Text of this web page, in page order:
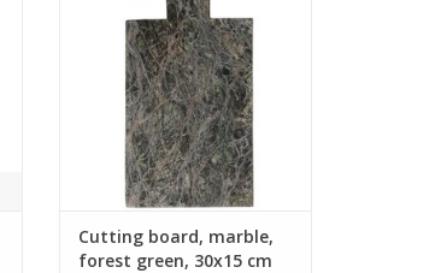
AJOUTER AU PANIER
Cutting board, marble,
forest green, 30x15 cm